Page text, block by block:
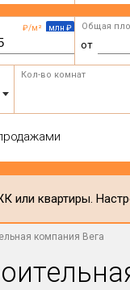
₽/м² млн ₽ Общая
от
Кол-во комнат
или квартиры.
компания Вега